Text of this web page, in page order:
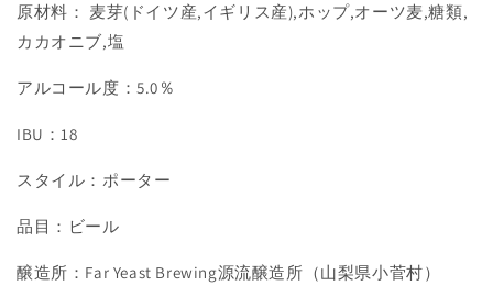
原材料： 麦芽(ドイツ産,イギリス産),ホップ,オーツ麦,糖類,
カカオニブ,塩
アルコール度：5.0％
IBU：18
スタイル：ポーター
品目：ビール
醸造所：Far Yeast Brewing源流醸造所（山梨県小菅村）